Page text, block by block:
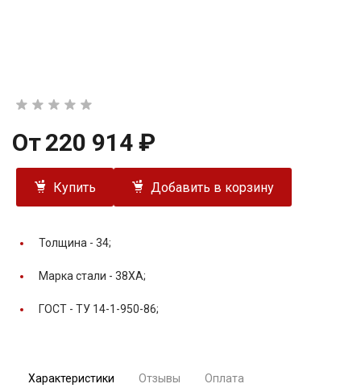
От220 914 ₽
Купить Добавить в корзину
Толщина - 34;
Марка стали - 38ХА;
ГОСТ - ТУ 14-1-950-86;
Характеристики Отзывы Оплата